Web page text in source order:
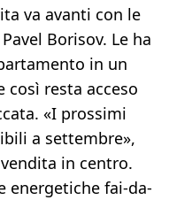
va avanti con le
Borisov. Le ha
in un
così resta acceso
«I prossimi
a settembre»,
in centro.
energetiche fai-da-